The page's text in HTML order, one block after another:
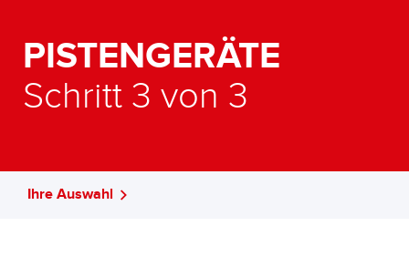
PISTENGERÄTE
Schritt 3 von 3
Ihre Auswahl